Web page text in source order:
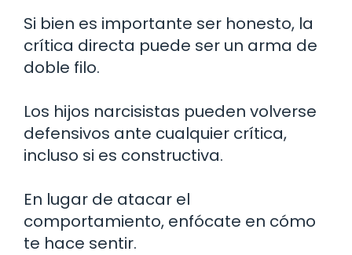
Si bien es importante ser honesto, la
crítica directa puede ser un arma de
doble filo.
Los hijos narcisistas pueden volverse
defensivos ante cualquier crítica,
incluso si es constructiva.
En lugar de atacar el
comportamiento, enfócate en cómo
te hace sentir.